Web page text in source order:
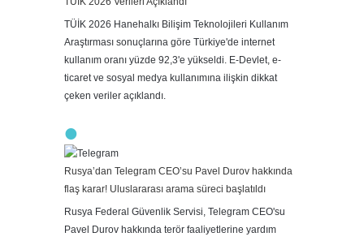
TÜİK 2026 Hanehalkı Bilişim Teknolojileri Kullanım
Araştırması sonuçlarına göre Türkiye'de internet
kullanım oranı yüzde 92,3'e yükseldi. E-Devlet, e-
ticaret ve sosyal medya kullanımına ilişkin dikkat
çeken veriler açıklandı.
Rusya’dan Telegram CEO’su Pavel Durov hakkında
flaş karar! Uluslararası arama süreci başlatıldı
Rusya Federal Güvenlik Servisi, Telegram CEO'su
Pavel Durov hakkında terör faaliyetlerine yardım